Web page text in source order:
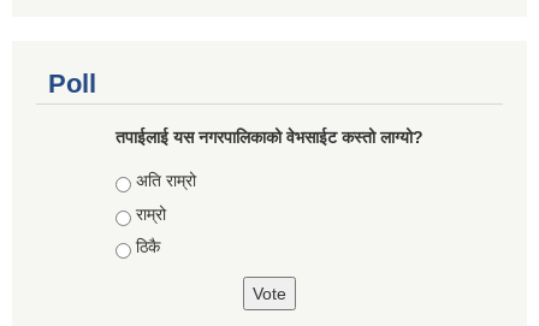
Poll
तपाईलाई यस नगरपालिकाको वेभसाईट कस्तो लाग्यो?
Choices
अति राम्रो
राम्रो
ठिकै